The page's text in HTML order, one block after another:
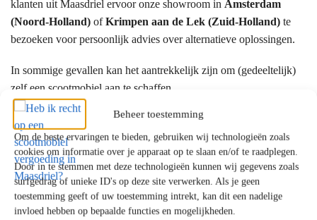
Beheer toestemming
Om de beste ervaringen te bieden, gebruiken wij technologieën zoals
cookies om informatie over je apparaat op te slaan en/of te raadplegen.
Door in te stemmen met deze technologieën kunnen wij gegevens zoals
surfgedrag of unieke ID's op deze site verwerken. Als je geen
toestemming geeft of uw toestemming intrekt, kan dit een nadelige
invloed hebben op bepaalde functies en mogelijkheden.
klanten uit Maasdriel ervoor onze showroom in Amsterdam
(Noord-Holland) ofKrimpen aan de Lek (Zuid-Holland) te
bezoeken voor persoonlijk advies over alternatieve oplossingen.
In sommige gevallen kan het aantrekkelijk zijn om (gedeeltelijk)
zelf een scootmobiel aan te schaffen.
Hoe vraagt u ondersteuning aan?
De aanvraag verloopt meestal via:
Het Wmo-loket van uw gemeente
Een gesprek met een Wmo-consulent